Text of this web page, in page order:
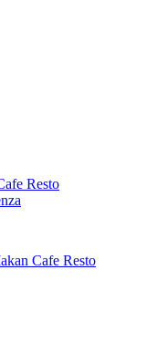
Resto
Cafe Resto